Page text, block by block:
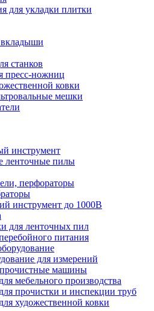
для укладки плитки
станков
пресс-ножниц
ковки
мешки
инструмент
ленточные пилы
перфораторы
инструмент до 1000В
для ленточных пил
питания
для измерений
машины
мебельного производства
прочистки и инспекции труб
художественной ковки